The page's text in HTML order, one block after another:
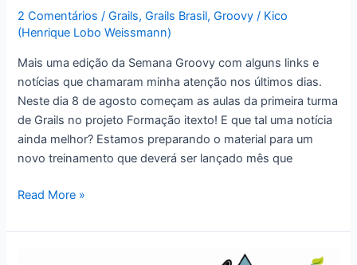
2 Comentários /Grails,Grails Brasil,Groovy / Kico
(Henrique Lobo Weissmann)
Mais uma edição da Semana Groovy com alguns links e
notícias que chamaram minha atenção nos últimos dias.
Neste dia 8 de agosto começam as aulas da primeira turma
de Grails no projeto Formação itexto! E que tal uma notícia
ainda melhor? Estamos preparando o material para um
novo treinamento que deverá ser lançado mês que
Semana
32!
Read More »